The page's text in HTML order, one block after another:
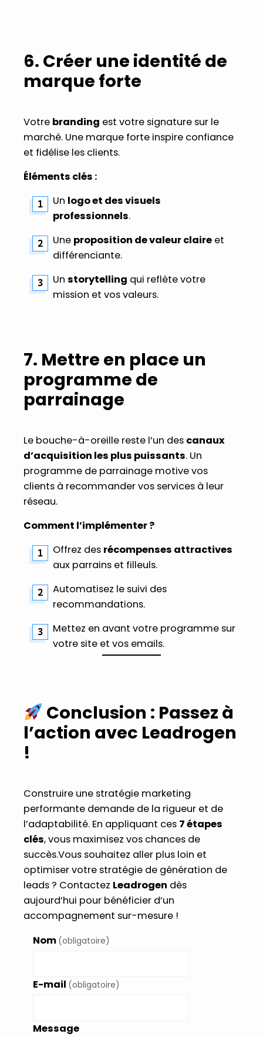
6. Créer une identité de
marque forte
Votre branding est votre signature sur le
marché. Une marque forte inspire confiance
et fidélise les clients.
Éléments clés :
Un logo et des visuels
professionnels.
Une proposition de valeur claire et
différenciante.
Un storytelling qui reflète votre
mission et vos valeurs.
7. Mettre en place un
programme de
parrainage
Le bouche-à-oreille reste l’un des canaux
d’acquisition les plus puissants. Un
programme de parrainage motive vos
clients à recommander vos services à leur
réseau.
Comment l’implémenter ?
Offrez des récompenses attractives
aux parrains et filleuls.
Automatisez le suivi des
recommandations.
Mettez en avant votre programme sur
votre site et vos emails.
Conclusion : Passez à
l’action avec Leadrogen
!
Construire une stratégie marketing
performante demande de la rigueur et de
l’adaptabilité. En appliquant ces 7 étapes
clés, vous maximisez vos chances de
succès.Vous souhaitez aller plus loin et
optimiser votre stratégie de génération de
leads ? Contactez Leadrogen dès
aujourd’hui pour bénéficier d’un
accompagnement sur-mesure !
Nom (obligatoire)
E-mail (obligatoire)
Message